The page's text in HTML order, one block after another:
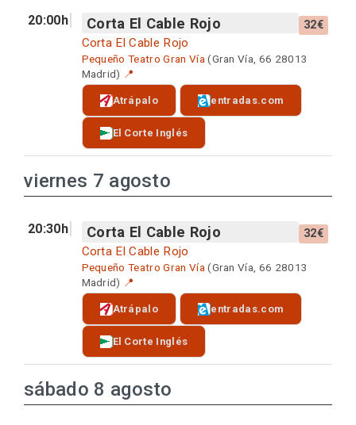
20:00h Corta El Cable Rojo 32€
Corta El Cable Rojo
Pequeño Teatro Gran Vía (Gran Vía, 66 28013
Madrid) 📍
Atrápalo entradas.com
El Corte Inglés
viernes 7 agosto
20:30h Corta El Cable Rojo 32€
Corta El Cable Rojo
Pequeño Teatro Gran Vía (Gran Vía, 66 28013
Madrid) 📍
Atrápalo entradas.com
El Corte Inglés
sábado 8 agosto